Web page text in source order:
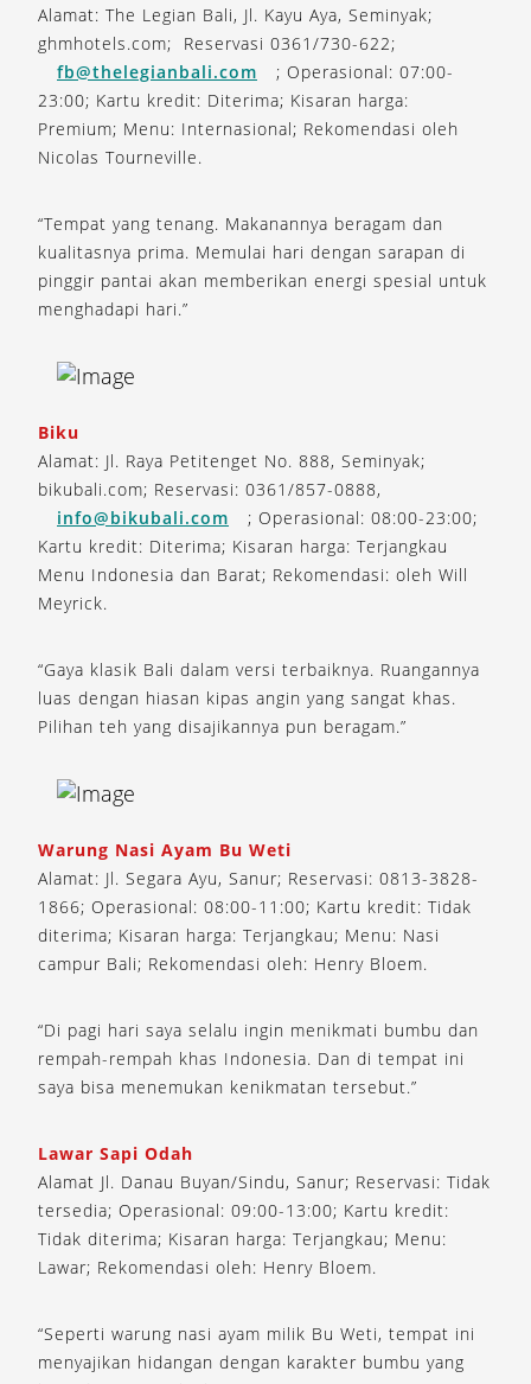
Alamat: The Legian Bali, Jl. Kayu Aya, Seminyak;
ghmhotels.com; Reservasi 0361/730-622;
fb@thelegianbali.com
; Operasional: 07:00-
23:00; Kartu kredit: Diterima; Kisaran harga:
Premium; Menu: Internasional; Rekomendasi oleh
Nicolas Tourneville.
“Tempat yang tenang. Makanannya beragam dan
kualitasnya prima. Memulai hari dengan sarapan di
pinggir pantai akan memberikan energi spesial untuk
menghadapi hari.”
Biku
Alamat: Jl. Raya Petitenget No. 888, Seminyak;
bikubali.com; Reservasi: 0361/857-0888,
info@bikubali.com
; Operasional: 08:00-23:00;
Kartu kredit: Diterima; Kisaran harga: Terjangkau
Menu Indonesia dan Barat; Rekomendasi: oleh Will
Meyrick.
“Gaya klasik Bali dalam versi terbaiknya. Ruangannya
luas dengan hiasan kipas angin yang sangat khas.
Pilihan teh yang disajikannya pun beragam.”
Warung Nasi Ayam Bu Weti
Alamat: Jl. Segara Ayu, Sanur; Reservasi: 0813-3828-
1866; Operasional: 08:00-11:00; Kartu kredit: Tidak
diterima; Kisaran harga: Terjangkau; Menu: Nasi
campur Bali; Rekomendasi oleh: Henry Bloem.
“Di pagi hari saya selalu ingin menikmati bumbu dan
rempah-rempah khas Indonesia. Dan di tempat ini
saya bisa menemukan kenikmatan tersebut.”
Lawar Sapi Odah
Alamat Jl. Danau Buyan/Sindu, Sanur; Reservasi: Tidak
tersedia; Operasional: 09:00-13:00; Kartu kredit:
Tidak diterima; Kisaran harga: Terjangkau; Menu:
Lawar; Rekomendasi oleh: Henry Bloem.
“Seperti warung nasi ayam milik Bu Weti, tempat ini
menyajikan hidangan dengan karakter bumbu yang